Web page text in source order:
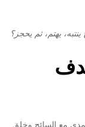
يهتم، ثم يحجز؟
مع السائح وخلق